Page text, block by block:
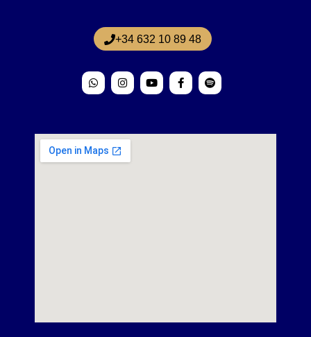
+34 632 10 89 48